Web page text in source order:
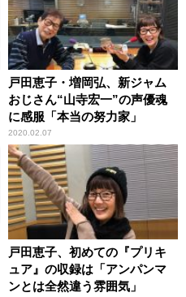
戸田恵子・増岡弘、新ジャム
おじさん“山寺宏一”の声優魂
に感服「本当の努力家」
2020.02.07
戸田恵子、初めての『プリキ
ュア』の収録は「アンパンマ
ンとは全然違う雰囲気」